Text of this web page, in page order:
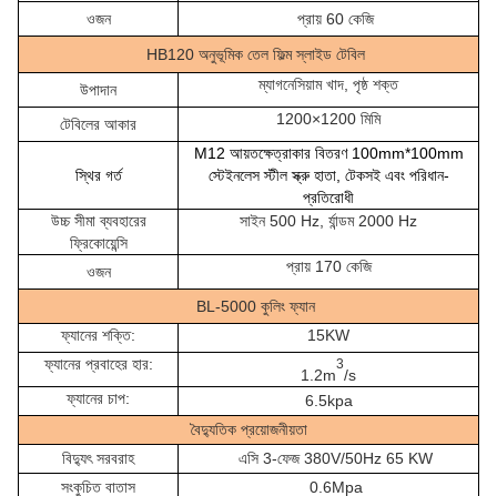
ওজন
প্রায় 60 কেজি
HB120 অনুভূমিক তেল ফিল্ম স্লাইড টেবিল
উপাদান
ম্যাগনেসিয়াম খাদ, পৃষ্ঠ শক্ত
টেবিলের আকার 1200×1200 মিমি
স্থির গর্ত
M12 আয়তক্ষেত্রাকার বিতরণ 100mm*100mm
স্টেইনলেস স্টীল স্ক্রু হাতা, টেকসই এবং পরিধান-
প্রতিরোধী
উচ্চ সীমা ব্যবহারের
ফ্রিকোয়েন্সি
সাইন 500 Hz, র্যান্ডম 2000 Hz
ওজন প্রায় 170 কেজি
BL-5000 কুলিং ফ্যান
ফ্যানের শক্তি:
15KW
ফ্যানের প্রবাহের হার:
1.2m
3
/s
ফ্যানের চাপ:
6.5kpa
বৈদ্যুতিক প্রয়োজনীয়তা
বিদ্যুৎ সরবরাহ
এসি 3-ফেজ 380V/50Hz 65 KW
সংকুচিত বাতাস
0.6Mpa